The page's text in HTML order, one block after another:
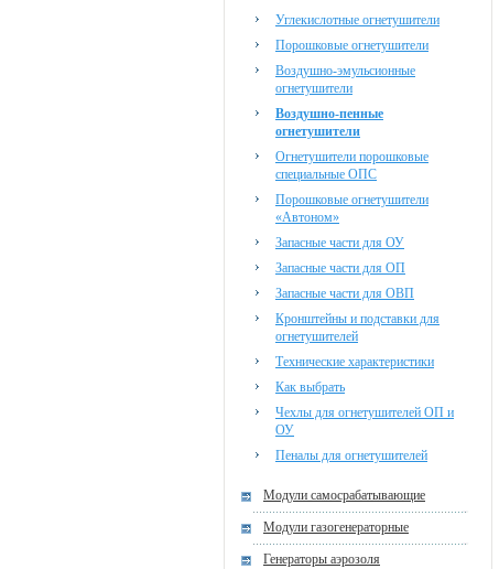
Углекислотные огнетушители
Порошковые огнетушители
Воздушно-эмульсионные
огнетушители
Воздушно-пенные
огнетушители
Огнетушители порошковые
специальные ОПС
Порошковые огнетушители
«Автоном»
Запасные части для ОУ
Запасные части для ОП
Запасные части для ОВП
Кронштейны и подставки для
огнетушителей
Технические характеристики
Как выбрать
Чехлы для огнетушителей ОП и
ОУ
Пеналы для огнетушителей
Модули самосрабатывающие
Модули газогенераторные
Генераторы аэрозоля